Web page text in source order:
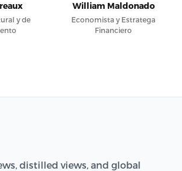
y de
William Maldonado
Economista y Estratega
Financiero
distilled views, and global